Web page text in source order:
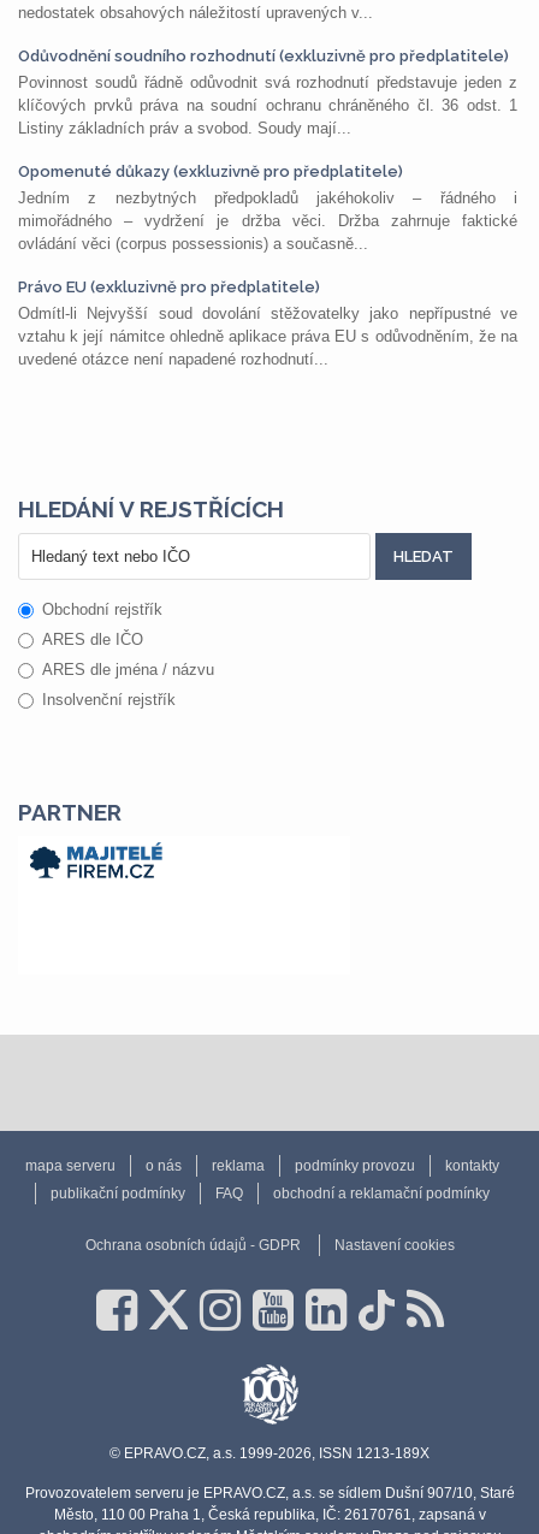
nedostatek obsahových náležitostí upravených v...
Odůvodnění soudního rozhodnutí (exkluzivně pro předplatitele)
Povinnost soudů řádně odůvodnit svá rozhodnutí představuje jeden z
klíčových prvků práva na soudní ochranu chráněného čl. 36 odst. 1
Listiny základních práv a svobod. Soudy mají...
Opomenuté důkazy (exkluzivně pro předplatitele)
Jedním z nezbytných předpokladů jakéhokoliv – řádného i
mimořádného – vydržení je držba věci. Držba zahrnuje faktické
ovládání věci (corpus possessionis) a současně...
Právo EU (exkluzivně pro předplatitele)
Odmítl-li Nejvyšší soud dovolání stěžovatelky jako nepřípustné ve
vztahu k její námitce ohledně aplikace práva EU s odůvodněním, že na
uvedené otázce není napadené rozhodnutí...
HLEDÁNÍ V REJSTŘÍCÍCH
Obchodní rejstřík
ARES dle IČO
ARES dle jména / názvu
Insolvenční rejstřík
PARTNER
mapa serveru o nás reklama podmínky provozu
kontakty
publikační podmínky
FAQ obchodní a reklamační podmínky
Ochrana osobních údajů - GDPR Nastavení cookies
© EPRAVO.CZ, a.s. 1999-2026, ISSN 1213-189X
Provozovatelem serveru je EPRAVO.CZ, a.s. se sídlem Dušní 907/10, Staré
Město, 110 00 Praha 1, Česká republika, IČ: 26170761, zapsaná v